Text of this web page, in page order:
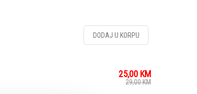
DODAJ U KORPU
25,00 KM
29,00KM